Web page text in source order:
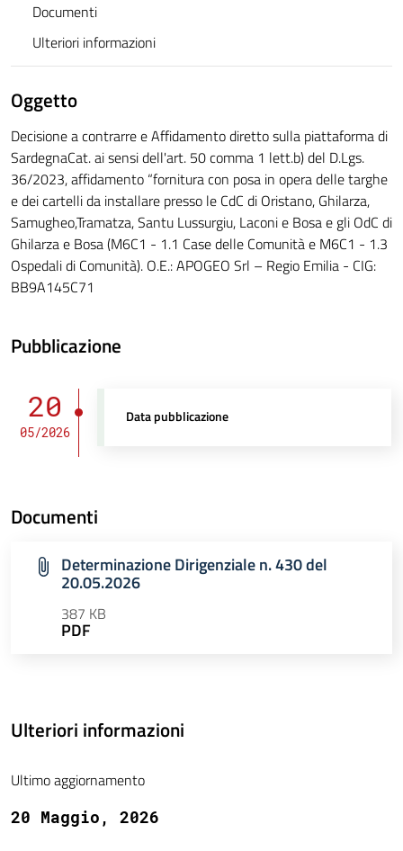
Documenti
Ulteriori informazioni
Oggetto
Decisione a contrarre e Affidamento diretto sulla piattaforma di
SardegnaCat. ai sensi dell'art. 50 comma 1 lett.b) del D.Lgs.
36/2023, affidamento “fornitura con posa in opera delle targhe
e dei cartelli da installare presso le CdC di Oristano, Ghilarza,
Samugheo,Tramatza, Santu Lussurgiu, Laconi e Bosa e gli OdC di
Ghilarza e Bosa (M6C1 - 1.1 Case delle Comunità e M6C1 - 1.3
Ospedali di Comunità). O.E.: APOGEO Srl – Regio Emilia - CIG:
BB9A145C71
Pubblicazione
20
05/2026
Data pubblicazione
Documenti
Determinazione Dirigenziale n. 430 del
20.05.2026
387 KB
PDF
Ulteriori informazioni
Ultimo aggiornamento
20 Maggio, 2026